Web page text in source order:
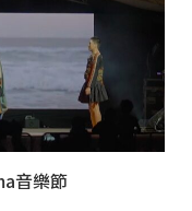
音樂節